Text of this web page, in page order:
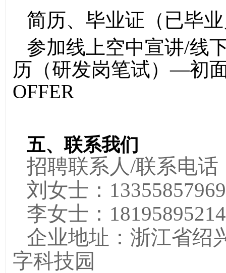
简历、毕业证（已毕
参加线上空中宣讲/线
历（研发岗笔试）—初
OFFER
五、联系我们
招聘联系人/联系电话
刘女士： 13355857969
李女士： 18195895214
企业地址： 浙江省绍
字科技园